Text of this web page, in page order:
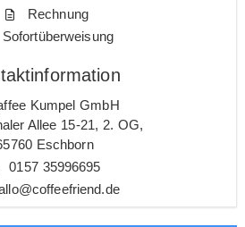
Rechnung
Sofortüberweisung
Kumpel GmbH
Allee 15-21, 2. OG,
Eschborn
0157 35996695